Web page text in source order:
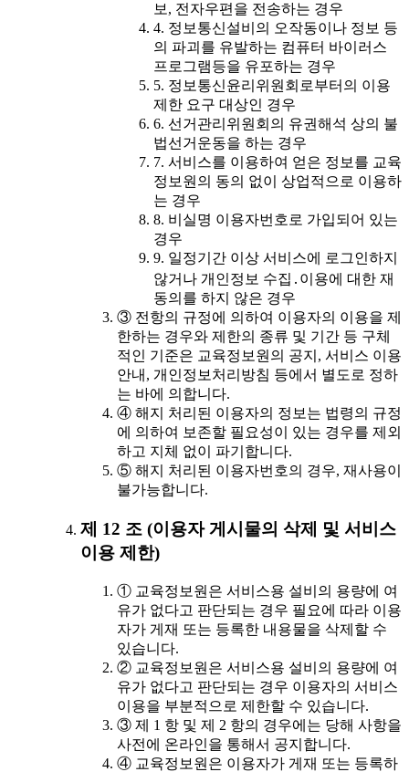
보, 전자우편을 전송하는 경우
4. 정보통신설비의 오작동이나 정보 등
의 파괴를 유발하는 컴퓨터 바이러스
프로그램등을 유포하는 경우
5. 정보통신윤리위원회로부터의 이용
제한 요구 대상인 경우
6. 선거관리위원회의 유권해석 상의 불
법선거운동을 하는 경우
7. 서비스를 이용하여 얻은 정보를 교육
정보원의 동의 없이 상업적으로 이용하
는 경우
8. 비실명 이용자번호로 가입되어 있는
경우
9. 일정기간 이상 서비스에 로그인하지
않거나 개인정보 수집․이용에 대한 재
동의를 하지 않은 경우
③ 전항의 규정에 의하여 이용자의 이용을 제
한하는 경우와 제한의 종류 및 기간 등 구체
적인 기준은 교육정보원의 공지, 서비스 이용
안내, 개인정보처리방침 등에서 별도로 정하
는 바에 의합니다.
④ 해지 처리된 이용자의 정보는 법령의 규정
에 의하여 보존할 필요성이 있는 경우를 제외
하고 지체 없이 파기합니다.
⑤ 해지 처리된 이용자번호의 경우, 재사용이
불가능합니다.
제 12 조 (이용자 게시물의 삭제 및 서비스
이용 제한)
① 교육정보원은 서비스용 설비의 용량에 여
유가 없다고 판단되는 경우 필요에 따라 이용
자가 게재 또는 등록한 내용물을 삭제할 수
있습니다.
② 교육정보원은 서비스용 설비의 용량에 여
유가 없다고 판단되는 경우 이용자의 서비스
이용을 부분적으로 제한할 수 있습니다.
③ 제 1 항 및 제 2 항의 경우에는 당해 사항을
사전에 온라인을 통해서 공지합니다.
④ 교육정보원은 이용자가 게재 또는 등록하